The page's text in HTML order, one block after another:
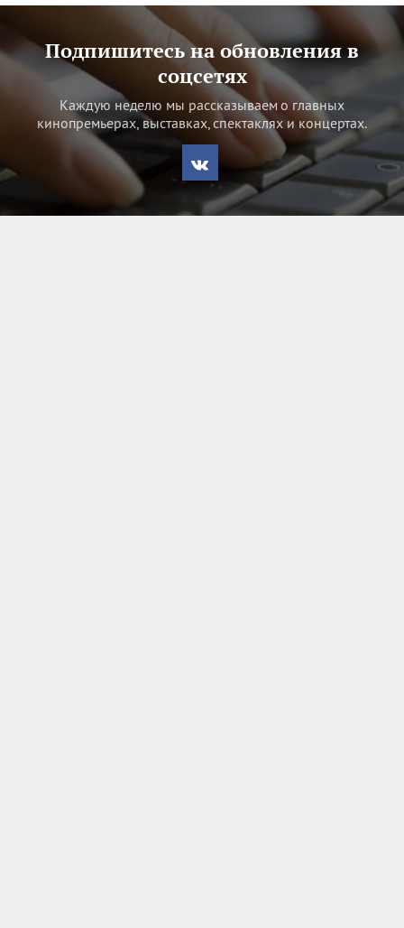
Подпишитесь на обновления в
соцсетях
Каждую неделю мы рассказываем о главных
кинопремьерах, выставках, спектаклях и концертах.